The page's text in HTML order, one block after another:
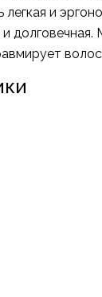
легкая и
долговечная.